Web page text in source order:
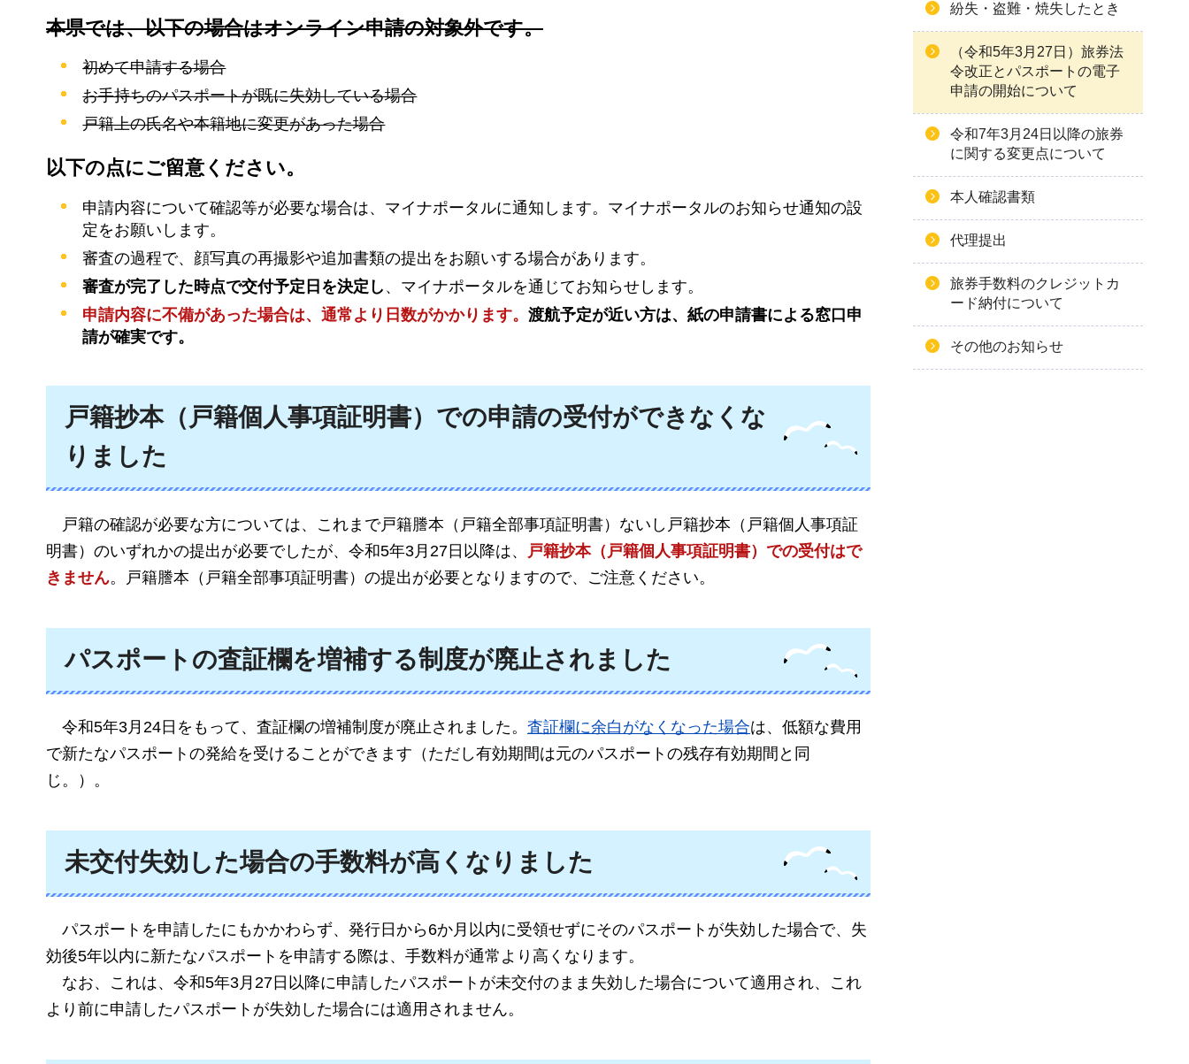
本県では、以下の場合はオンライン申請の対象外です。
初めて申請する場合
お手持ちのパスポートが既に失効している場合
戸籍上の氏名や本籍地に変更があった場合
以下の点にご留意ください。
申請内容について確認等が必要な場合は、マイナポータルに通知します。マイナポータルのお知らせ通知の設
定をお願いします。
審査の過程で、顔写真の再撮影や追加書類の提出をお願いする場合があります。
審査が完了した時点で交付予定日を決定し 、マイナポータルを通じてお知らせします。
申請内容に不備があった場合は、通常より日数がかかります。渡航予定が近い方は、紙の申請書による窓口申
請が確実です。
戸籍抄本（戸籍個人事項証明書）での申請の受付ができなくな
りました
戸籍の確認が必要な方については、これまで戸籍謄本（戸籍全部事項証明書）ないし戸籍抄本（戸籍個人事項証
明書）のいずれかの提出が必要でしたが、令和5年3月27日以降は、
戸籍抄本（戸籍個人事項証明書）での受付はで
きません。戸籍謄本（戸籍全部事項証明書）の提出が必要となりますので、ご注意ください。
パスポートの査証欄を増補する制度が廃止されました
令和5年3月24日をもって、査証欄の増補制度が廃止されました。 査証欄に余白がなくなった場合は、低額な費用
で新たなパスポートの発給を受けることができます（ただし有効期間は元のパスポートの残存有効期間と同
じ。）。
未交付失効した場合の手数料が高くなりました
パスポートを申請したにもかかわらず、発行日から6か月以内に受領せずにそのパスポートが失効した場合で、失
効後5年以内に新たなパスポートを申請する際は、手数料が通常より高くなります。
なお、これは、令和5年3月27日以降に申請したパスポートが未交付のまま失効した場合について適用され、これ
より前に申請したパスポートが失効した場合には適用されません。
紛失・盗難・焼失したとき
（令和5年3月27日）旅券法
令改正とパスポートの電子
申請の開始について
令和7年3月24日以降の旅券
に関する変更点について
本人確認書類
代理提出
旅券手数料のクレジットカ
ード納付について
その他のお知らせ